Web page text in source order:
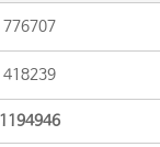
776707
418239
1194946